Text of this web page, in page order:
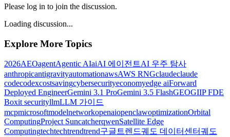
Please log in to join the discussion.
Loading discussion...
Explore More Topics
2026AEOagentAgentic AIaiAI 에이전트AI 우주 탐사
anthropicantigravityautomationawsAWS RNGclaudeclaude
codecodexcostsavingcybersecurityeconomyedge aiForward
Deployed EngineerGemini 3.1 ProGemini 3.5 FlashGEOGIIP FDE
Boxit securityllmLLM 가이드
mcpmicrosoftmodelnetworkopenaiopenclawoptimizationOrbital
ComputingProject SuncatcherqwenSatellite Edge
Computingtechtechtrendtrend구글트렌드궤도 데이터센터궤도